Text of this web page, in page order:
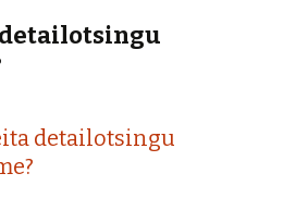
detailotsingu